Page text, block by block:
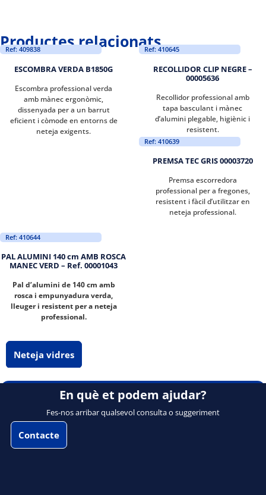
Productes relacionats
Ref: 409838
ESCOMBRA VERDA B1850G
Escombra professional verda
amb mànec ergonòmic,
dissenyada per a un barrut
eficient i còmode en entorns de
neteja exigents.
Ref: 410645
RECOLLIDOR CLIP NEGRE –
00005636
Recollidor professional amb
tapa basculant i mànec
d’alumini plegable, higiènic i
resistent.
Ref: 410644
PAL ALUMINI 140 cm AMB ROSCA
MANEC VERD – Ref. 00001043
Pal d’alumini de 140 cm amb
rosca i empunyadura verda,
lleuger i resistent per a neteja
professional.
Ref: 410639
PREMSA TEC GRIS 00003720
Premsa escorredora
professional per a fregones,
resistent i fàcil d’utilitzar en
neteja professional.
Neteja vidres
En què et podem ajudar?
Fes-nos arribar qualsevol consulta o suggeriment
Contacte